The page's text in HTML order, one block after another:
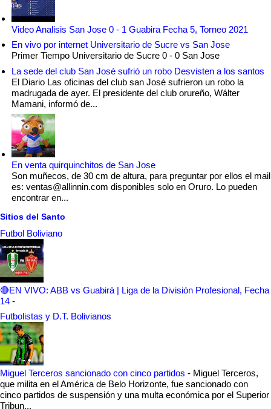
Video Analisis San Jose 0 - 1 Guabira Fecha 5, Torneo 2021
En vivo por internet Universitario de Sucre vs San Jose
Primer Tiempo Universitario de Sucre 0 - 0 San Jose
La sede del club San José sufrió un robo Desvisten a los santos
El Diario Las oficinas del club san José sufrieron un robo la
madrugada de ayer. El presidente del club orureño, Wálter
Mamani, informó de...
En venta quirquinchitos de San Jose
Son muñecos, de 30 cm de altura, para preguntar por ellos el mail
es: ventas@allinnin.com disponibles solo en Oruro. Lo pueden
encontrar en...
Sitios del Santo
Futbol Boliviano
🔴EN VIVO: ABB vs Guabirá | Liga de la División Profesional, Fecha
14 -
Futbolistas y D.T. Bolivianos
Miguel Terceros sancionado con cinco partidos - Miguel Terceros,
que milita en el América de Belo Horizonte, fue sancionado con
cinco partidos de suspensión y una multa económica por el Superior
Tribun...